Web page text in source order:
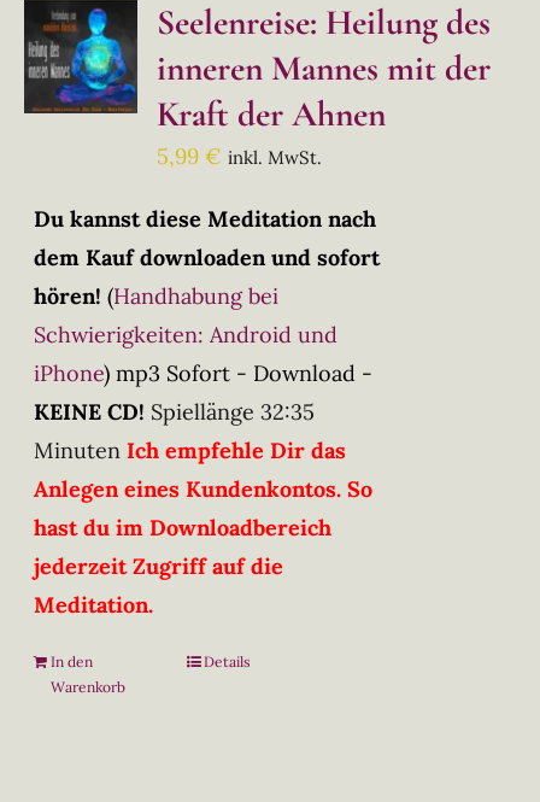
Seelenreise: Heilung des
inneren Mannes mit der
Kraft der Ahnen
5,99€ inkl. MwSt.
Du kannst diese Meditation nach
dem Kauf downloaden und sofort
hören! (Handhabung bei
Schwierigkeiten: Android und
iPhone) mp3 Sofort - Download -
KEINE CD! Spiellänge 32:35
Minuten Ich empfehle Dir das
Anlegen eines Kundenkontos. So
hast du im Downloadbereich
jederzeit Zugriff auf die
Meditation.
In den
Warenkorb
Details